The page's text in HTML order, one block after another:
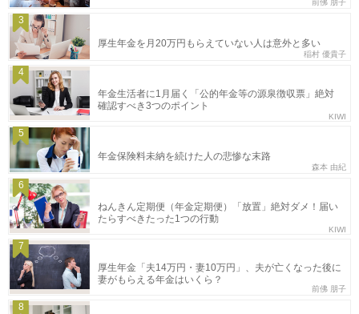
前佛 朋子
3
厚生年金を月20万円もらえていない人は意外と多い
稲村 優貴子
4
年金生活者に1月届く「公的年金等の源泉徴収票」絶対
確認すべき3つのポイント
KIWI
5
年金保険料未納を続けた人の悲惨な末路
森本 由紀
6
ねんきん定期便（年金定期便）「放置」絶対ダメ！届い
たらすべきたった1つの行動
KIWI
7
厚生年金「夫14万円・妻10万円」、夫が亡くなった後に
妻がもらえる年金はいくら？
前佛 朋子
8